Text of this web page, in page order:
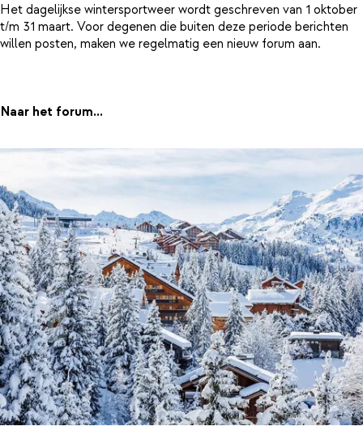
Het dagelijkse wintersportweer wordt geschreven van 1 oktober
t/m 31 maart. Voor degenen die buiten deze periode berichten
willen posten, maken we regelmatig een nieuw forum aan.
Naar het forum...